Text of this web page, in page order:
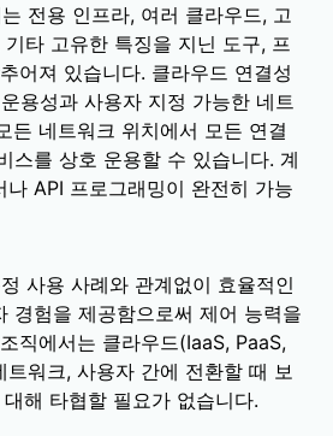
전용 인프라, 여러 클라우드, 고
기타 고유한 특징을 지닌 도구, 프
어져 있습니다. 클라우드 연결성
용성과 사용자 지정 가능한 네트
든 네트워크 위치에서 모든 연결
스를 상호 운용할 수 있습니다. 계
나 API 프로그래밍이 완전히 가능
사용 사례와 관계없이 효율적인
경험을 제공함으로써 제어 능력을
직에서는 클라우드(IaaS, PaaS,
트워크, 사용자 간에 전환할 때 보
해 타협할 필요가 없습니다.